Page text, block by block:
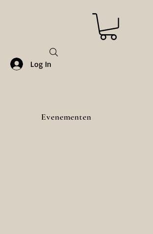
Log In
Evenementen